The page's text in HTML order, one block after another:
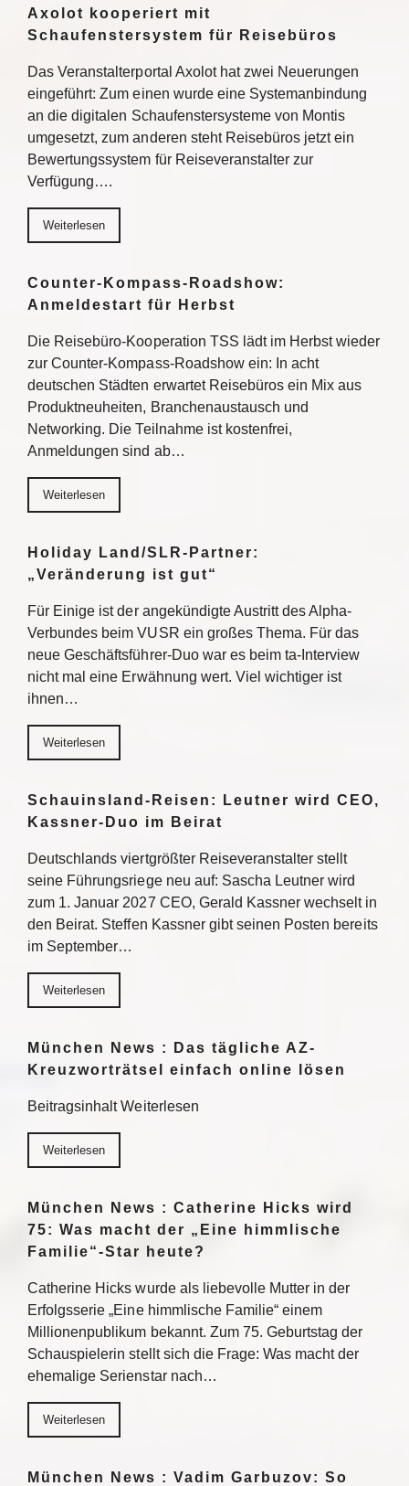
Axolot kooperiert mit
Schaufenstersystem für Reisebüros
Das Veranstalterportal Axolot hat zwei Neuerungen
eingeführt: Zum einen wurde eine Systemanbindung
an die digitalen Schaufenstersysteme von Montis
umgesetzt, zum anderen steht Reisebüros jetzt ein
Bewertungssystem für Reiseveranstalter zur
Verfügung….
Weiterlesen
Counter-Kompass-Roadshow:
Anmeldestart für Herbst
Die Reisebüro-Kooperation TSS lädt im Herbst wieder
zur Counter-Kompass-Roadshow ein: In acht
deutschen Städten erwartet Reisebüros ein Mix aus
Produktneuheiten, Branchenaustausch und
Networking. Die Teilnahme ist kostenfrei,
Anmeldungen sind ab…
Weiterlesen
Holiday Land/SLR-Partner:
„Veränderung ist gut“
Für Einige ist der angekündigte Austritt des Alpha-
Verbundes beim VUSR ein großes Thema. Für das
neue Geschäftsführer-Duo war es beim ta-Interview
nicht mal eine Erwähnung wert. Viel wichtiger ist
ihnen…
Weiterlesen
Schauinsland-Reisen: Leutner wird CEO,
Kassner-Duo im Beirat
Deutschlands viertgrößter Reiseveranstalter stellt
seine Führungsriege neu auf: Sascha Leutner wird
zum 1. Januar 2027 CEO, Gerald Kassner wechselt in
den Beirat. Steffen Kassner gibt seinen Posten bereits
im September…
Weiterlesen
München News : Das tägliche AZ-
Kreuzworträtsel einfach online lösen
Beitragsinhalt Weiterlesen
Weiterlesen
München News : Catherine Hicks wird
75: Was macht der „Eine himmlische
Familie“-Star heute?
Catherine Hicks wurde als liebevolle Mutter in der
Erfolgsserie „Eine himmlische Familie“ einem
Millionenpublikum bekannt. Zum 75. Geburtstag der
Schauspielerin stellt sich die Frage: Was macht der
ehemalige Serienstar nach…
Weiterlesen
München News : Vadim Garbuzov: So